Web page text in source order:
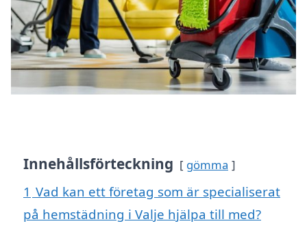
Innehållsförteckning gömma
1 Vad kan ett företag som är specialiserat
på hemstädning i Valje hjälpa till med?